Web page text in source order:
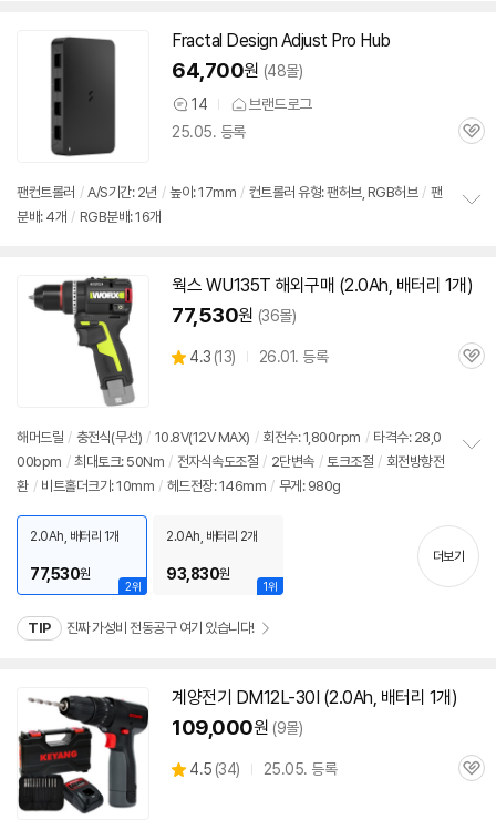
Fractal Design Adjust Pro Hub
64,700원 (48몰)
상
품
14
브랜드로그
25.05. 등록
관
팬컨트롤러 / A/S기간: 2년 / 높이: 17mm / 컨트롤러 유형: 팬허브, RGB허브 / 팬
분배: 4개 / RGB분배: 16개
치
웍스 WU135T 해외구매 (2.0Ah, 배터리 1개)
77,530원 (36몰)
별
4.3 (상
뷰
13) 26.01. 등록
관
해머드릴 / 충전식(무선) / 10.8V(12VMAX) / 회전수: 1,800rpm / 타격수: 28,0
00bpm / 최대토크: 50Nm / 전자식속도조절 / 2단변속 / 토크조절 / 회전방향전
환 / 비트홀더크기: 10mm / 헤드전장: 146mm / 무게: 980g
기
2위
2.0Ah, 배터리 1개
77,530원
1위
2.0Ah, 배터리 2개
93,830원
더보기
TIP 진짜 가성비 전동공구 여기 있습니다!
계양전기 DM12L-30I (2.0Ah, 배터리 1개)
109,000원 (9몰)
별
4.5 (상
34) 25.05. 등록
관